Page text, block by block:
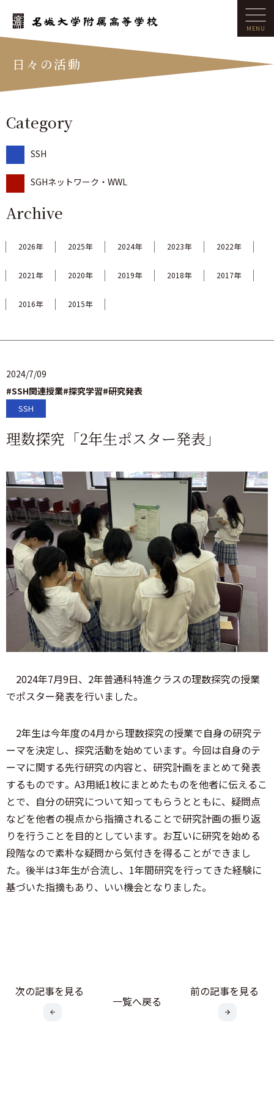
日々の活動
Category
SSH
SGHネットワーク・WWL
Archive
2026年 2025年 2024年 2023年 2022年
2021年 2020年 2019年 2018年 2017年
2016年 2015年
理数探究「2年生ポスター発表」
SSH
2024/7/09
#SSH関連授業#探究学習#研究発表
2024年7月9日、2年普通科特進クラスの理数探究の授業
でポスター発表を行いました。
2年生は今年度の4月から理数探究の授業で自身の研究テ
ーマを決定し、探究活動を始めています。今回は自身のテ
ーマに関する先行研究の内容と、研究計画をまとめて発表
するものです。A3用紙1枚にまとめたものを他者に伝えるこ
とで、自分の研究について知ってもらうとともに、疑問点
などを他者の視点から指摘されることで研究計画の振り返
りを行うことを目的としています。お互いに研究を始める
段階なので素朴な疑問から気付きを得ることができまし
た。後半は3年生が合流し、1年間研究を行ってきた経験に
基づいた指摘もあり、いい機会となりました。
次の記事を見る
一覧へ戻る
前の記事を見る